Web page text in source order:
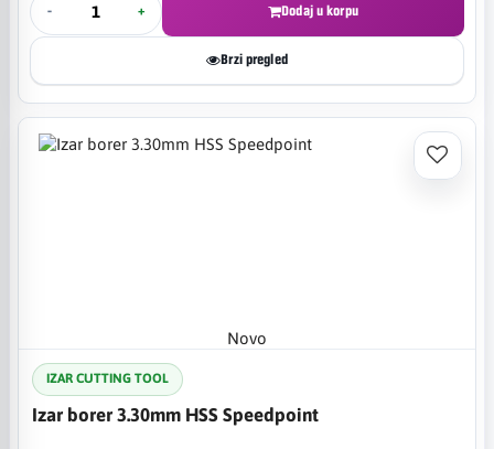
- + Dodaj u korpu
Brzi pregled
Novo
IZAR CUTTING TOOL
Izar borer 3.30mm HSS Speedpoint